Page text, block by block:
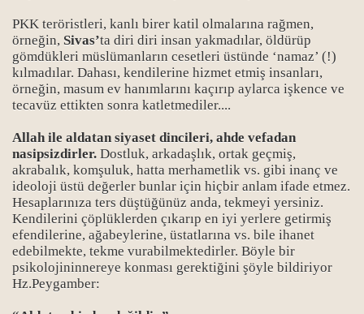
PKK teröristleri, kanlı birer katil olmalarına rağmen,
örneğin, Sivas’ta diri diri insan yakmadılar, öldürüp
gömdükleri müslümanların cesetleri üstünde ‘namaz’ (!)
kılmadılar. Dahası, kendilerine hizmet etmiş insanları,
örneğin, masum ev hanımlarını kaçırıp aylarca işkence ve
tecavüz ettikten sonra katletmediler....
Allah ile aldatan siyaset dincileri, ahde vefadan
nasipsizdirler. Dostluk, arkadaşlık, ortak geçmiş,
akrabalık, komşuluk, hatta merhametlik vs. gibi inanç ve
ideoloji üstü değerler bunlar için hiçbir anlam ifade etmez.
Hesaplarınıza ters düştüğünüz anda, tekmeyi yersiniz.
Kendilerini çöplüklerden çıkarıp en iyi yerlere getirmiş
efendilerine, ağabeylerine, üstatlarına vs. bile ihanet
edebilmekte, tekme vurabilmektedirler. Böyle bir
psikolojininnereye konması gerektiğini şöyle bildiriyor
Hz.Peygamber: